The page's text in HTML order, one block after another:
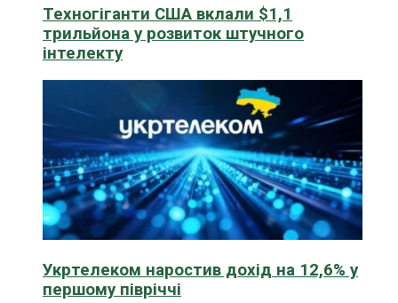
Техногіганти США вклали $1,1
трильйона у розвиток штучного
інтелекту
Укртелеком наростив дохід на 12,6% у
першому півріччі